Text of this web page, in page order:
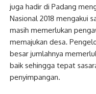
juga hadir di Padang
Nasional 2018 mengakui
masih memerlukan
memajukan desa.
besar jumlahnya
baik sehingga tepat
penyimpangan.